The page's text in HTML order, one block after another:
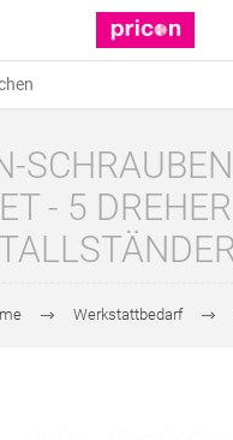
- 5
Werkstattbedarf